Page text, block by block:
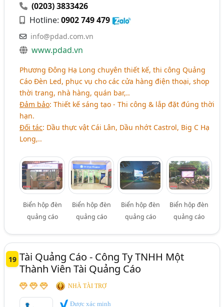
(0203) 3833426
Hotline:0902 749 479
info@pdad.com.vn
www.pdad.vn
Phương Đông Hạ Long chuyên thiết kế, thi công Quảng
Cáo Đèn Led, phục vụ cho các cửa hàng điện thoại, shop
thời trang, nhà hàng, quán bar,..
Đảm bảo: Thiết kế sáng tạo - Thi công & lắp đặt đúng thời
hạn.
Đối tác: Dầu thực vật Cái Lân, Dầu nhớt Castrol, Big C Hạ
Long,..
Biển hộp đèn
quảng cáo
Biển hộp đèn
quảng cáo
Biển hộp đèn
quảng cáo
Biển hộp đèn
quảng cáo
19 Tài Quảng Cáo - Công Ty TNHH Một
Thành Viên Tài Quảng Cáo
NHÀ TÀI TRỢ
Được xác minh